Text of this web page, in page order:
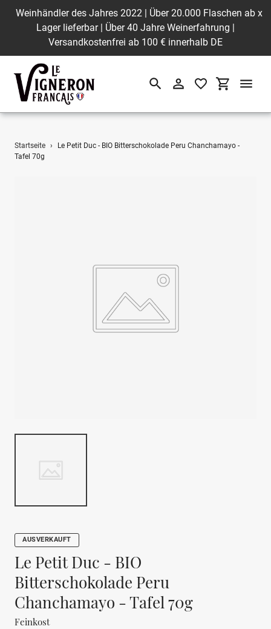
Direkt
zum
Weinhändler des Jahres 2022 | Über 20.000 Flaschen ab
Lager lieferbar | Über 40 Jahre Weinerfahrung |
Versandkostenfrei ab 100 € innerhalb DE
x
SuchenEinloggen
Startseite ›
Le Petit Duc - BIO Bitterschokolade Peru Chanchamayo -
Tafel 70g
AUSVERKAUFT
Le Petit Duc - BIO
Bitterschokolade Peru
Chanchamayo - Tafel 70g
Feinkost